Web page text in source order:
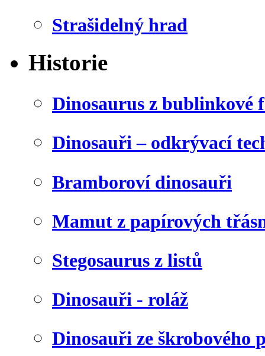
Strašidelný hrad
Historie
Dinosaurus z bublinkové
Dinosauři – odkrývací
Bramboroví dinosauři
Mamut z papírových
Stegosaurus z listů
Dinosauři - roláž
Dinosauři ze škrobového